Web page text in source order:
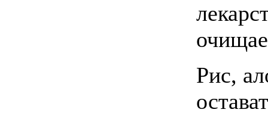
Рис,